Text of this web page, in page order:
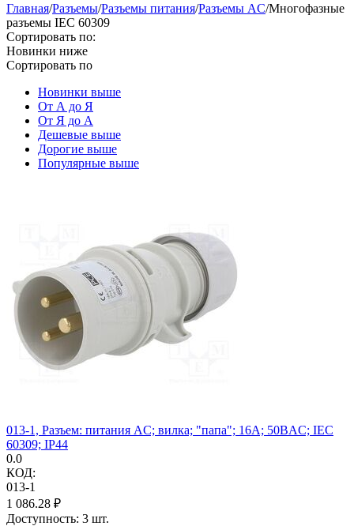
Главная/Разъeмы/Разъeмы питания/Разъeмы AC/Многофазные
разъемы IEC 60309
Сортировать по:
Новинки ниже
Сортировать по
Новинки выше
От А до Я
От Я до А
Дешевые выше
Дорогие выше
Популярные выше
013-1, Разъем: питания AC; вилка; "папа"; 16А; 50ВAC; IEC
60309; IP44
0.0
КОД:
013-1
1 086.28 ₽
Доступность: 3 шт.